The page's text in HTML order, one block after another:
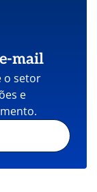
mail
o setor
e